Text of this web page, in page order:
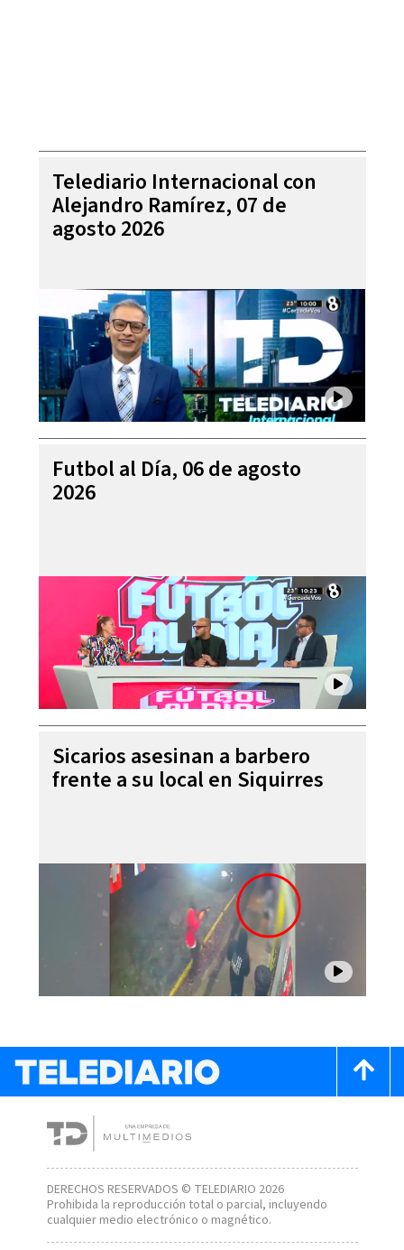
Telediario Internacional con
Alejandro Ramírez, 07 de
agosto 2026
Futbol al Día, 06 de agosto
2026
Sicarios asesinan a barbero
frente a su local en Siquirres
DERECHOS RESERVADOS © TELEDIARIO 2026
Prohibida la reproducción total o parcial, incluyendo
cualquier medio electrónico o magnético.